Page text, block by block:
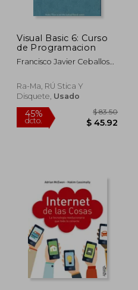
Visual Basic 6: Curso
de Programacion
Francisco Javier Ceballos
Ra-Ma, RÚ Stica Y
Disquete, Usado
45%
dcto.